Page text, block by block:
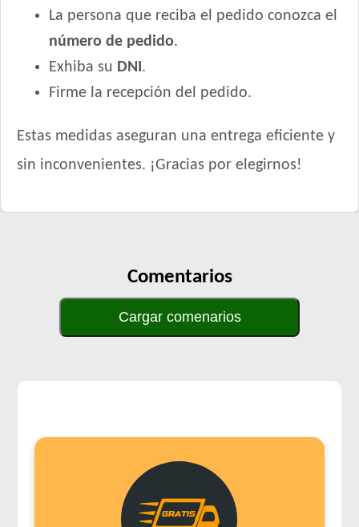
La persona que reciba el pedido conozca el
número de pedido.
Exhiba su DNI.
Firme la recepción del pedido.
Estas medidas aseguran una entrega eficiente y
sin inconvenientes. ¡Gracias por elegirnos!
Comentarios
Cargar comenarios